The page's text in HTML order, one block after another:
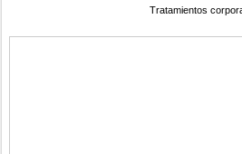
Tratamientos